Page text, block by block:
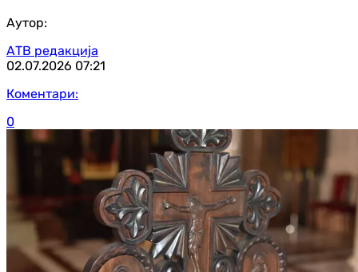
Аутор:
АТВ редакција
02.07.2026 07:21
Коментари:
0